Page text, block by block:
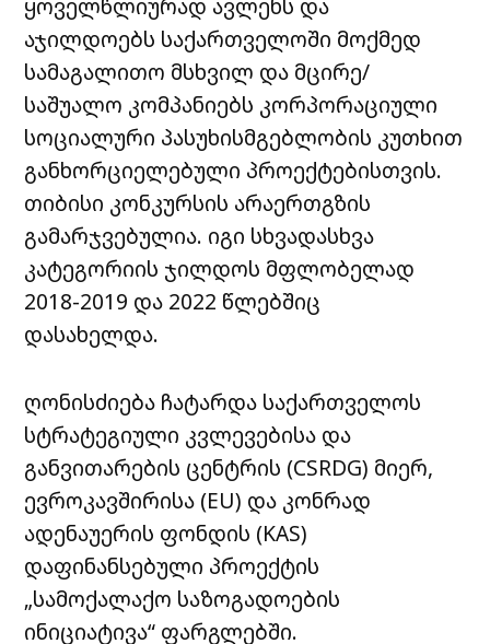
ყოველწლიურად ავლენს და
აჯილდოებს საქართველოში მოქმედ
სამაგალითო მსხვილ და მცირე/
საშუალო კომპანიებს კორპორაციული
სოციალური პასუხისმგებლობის კუთხით
განხორციელებული პროექტებისთვის.
თიბისი კონკურსის არაერთგზის
გამარჯვებულია. იგი სხვადასხვა
კატეგორიის ჯილდოს მფლობელად
2018-2019 და 2022 წლებშიც
დასახელდა.
ღონისძიება ჩატარდა საქართველოს
სტრატეგიული კვლევებისა და
განვითარების ცენტრის (CSRDG) მიერ,
ევროკავშირისა (EU) და კონრად
ადენაუერის ფონდის (KAS)
დაფინანსებული პროექტის
„სამოქალაქო საზოგადოების
ინიციატივა“ ფარგლებში.